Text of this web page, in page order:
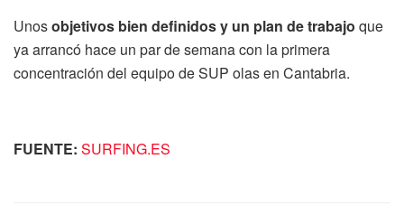
Unosobjetivos bien definidos y un plan de trabajo que
ya arrancó hace un par de semana con la primera
concentración del equipo de SUP olas en Cantabria.
FUENTE: SURFING.ES